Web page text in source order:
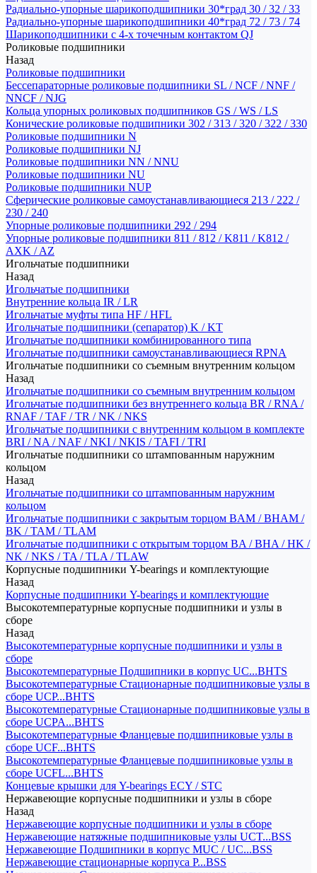
Радиально-упорные шарикоподшипники 30*град 30 / 32 / 33
Радиально-упорные шарикоподшипники 40*град 72 / 73 / 74
Шарикоподшипники с 4-х точечным контактом QJ
Роликовые подшипники
Назад
Роликовые подшипники
Бессепараторные роликовые подшипники SL / NCF / NNF /
NNCF / NJG
Кольца упорных роликовых подшипников GS / WS / LS
Конические роликовые подшипники 302 / 313 / 320 / 322 / 330
Роликовые подшипники N
Роликовые подшипники NJ
Роликовые подшипники NN / NNU
Роликовые подшипники NU
Роликовые подшипники NUP
Сферические роликовые самоустанавливающиеся 213 / 222 /
230 / 240
Упорные роликовые подшипники 292 / 294
Упорные роликовые подшипники 811 / 812 / K811 / K812 /
AXK / AZ
Игольчатые подшипники
Назад
Игольчатые подшипники
Внутренние кольца IR / LR
Игольчатые муфты типа HF / HFL
Игольчатые подшипники (сепаратор) K / KT
Игольчатые подшипники комбинированного типа
Игольчатые подшипники самоустанавливающиеся RPNA
Игольчатые подшипники со съемным внутренним кольцом
Назад
Игольчатые подшипники со съемным внутренним кольцом
Игольчатые подшипники без внутреннего кольца BR / RNA /
RNAF / TAF / TR / NK / NKS
Игольчатые подшипники с внутренним кольцом в комплекте
BRI / NA / NAF / NKI / NKIS / TAFI / TRI
Игольчатые подшипники со штампованным наружним
кольцом
Назад
Игольчатые подшипники со штампованным наружним
кольцом
Игольчатые подшипники с закрытым торцом BAM / BHAM /
BK / TAM / TLAM
Игольчатые подшипники с открытым торцом BA / BHA / HK /
NK / NKS / TA / TLA / TLAW
Корпусные подшипники Y-bearings и комплектующие
Назад
Корпусные подшипники Y-bearings и комплектующие
Высокотемпературные корпусные подшипники и узлы в
сборе
Назад
Высокотемпературные корпусные подшипники и узлы в
сборе
Высокотемпературные Подшипники в корпус UC...BHTS
Высокотемпературные Стационарные подшипниковые узлы в
сборе UCP...BHTS
Высокотемпературные Стационарные подшипниковые узлы в
сборе UCPA...BHTS
Высокотемпературные Фланцевые подшипниковые узлы в
сборе UCF...BHTS
Высокотемпературные Фланцевые подшипниковые узлы в
сборе UCFL...BHTS
Концевые крышки для Y-bearings ECY / STC
Нержавеющие корпусные подшипники и узлы в сборе
Назад
Нержавеющие корпусные подшипники и узлы в сборе
Нержавеющие натяжные подшипниковые узлы UCT...BSS
Нержавеющие Подшипники в корпус MUC / UC...BSS
Нержавеющие стационарные корпуса P...BSS